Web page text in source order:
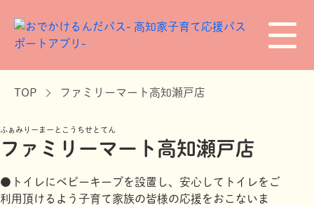
TOP ファミリーマート高知瀬戸店
ふぁみりーまーとこうちせとてん
ファミリーマート高知瀬戸店
●トイレにベビーキープを設置し、安心してトイレをご
利用頂けるよう子育て家族の皆様の応援をおこないま